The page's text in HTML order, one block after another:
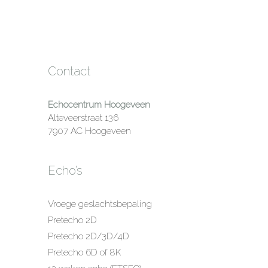
Contact
Echocentrum Hoogeveen
Alteveerstraat 136
7907 AC Hoogeveen
Echo’s
Vroege geslachtsbepaling
Pretecho 2D
Pretecho 2D/3D/4D
Pretecho 6D of 8K